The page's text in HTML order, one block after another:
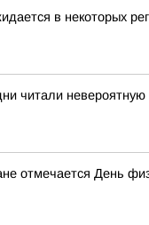
в некоторых
читали
отмечается День